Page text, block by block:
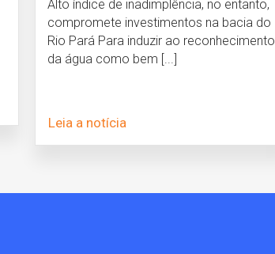
Alto índice de inadimplência, no entanto,
compromete investimentos na bacia do
Rio Pará Para induzir ao reconhecimento
da água como bem [...]
Leia a notícia